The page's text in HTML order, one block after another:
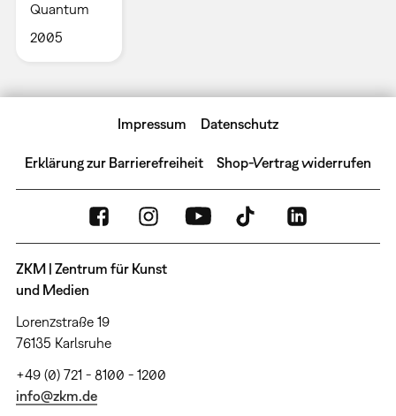
Quantum
2005
Impressum Datenschutz
Erklärung zur Barrierefreiheit Shop-Vertrag widerrufen
ZKM | Zentrum für Kunst
und Medien
Lorenzstraße 19
76135 Karlsruhe
+49 (0) 721 - 8100 - 1200
info@zkm.de